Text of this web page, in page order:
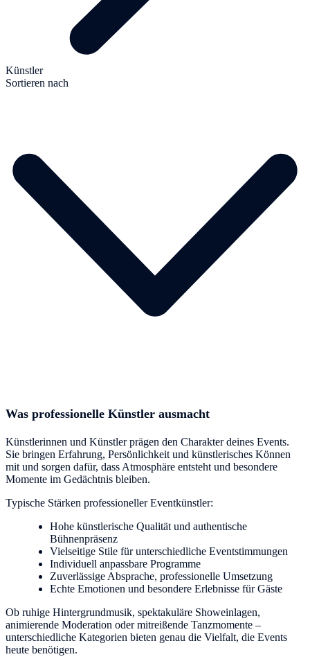
Künstler
Sortieren nach
Was professionelle Künstler ausmacht
Künstlerinnen und Künstler prägen den Charakter deines Events.
Sie bringen Erfahrung, Persönlichkeit und künstlerisches Können
mit und sorgen dafür, dass Atmosphäre entsteht und besondere
Momente im Gedächtnis bleiben.
Typische Stärken professioneller Eventkünstler:
Hohe künstlerische Qualität und authentische
Bühnenpräsenz
Vielseitige Stile für unterschiedliche Eventstimmungen
Individuell anpassbare Programme
Zuverlässige Absprache, professionelle Umsetzung
Echte Emotionen und besondere Erlebnisse für Gäste
Ob ruhige Hintergrundmusik, spektakuläre Showeinlagen,
animierende Moderation oder mitreißende Tanzmomente –
unterschiedliche Kategorien bieten genau die Vielfalt, die Events
heute benötigen.